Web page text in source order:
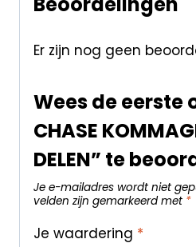
Er zijn nog geen
Wees de eerste
CHASE
DELEN” te
Je e-mailadres wordt niet
velden zijn gemarkeerd met *
Je waardering *